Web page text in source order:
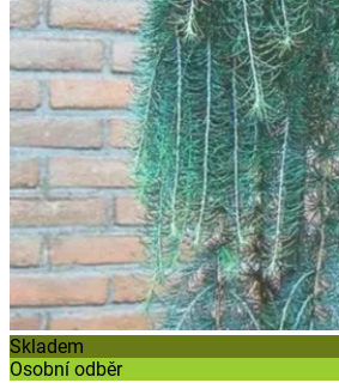
Skladem
Osobní odběr